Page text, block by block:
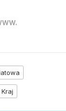
Kraj